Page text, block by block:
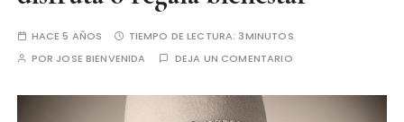
HACE 5 AÑOS TIEMPO DE LECTURA: 3MINUTOS
POR JOSE BIENVENIDA DEJA UN COMENTARIO